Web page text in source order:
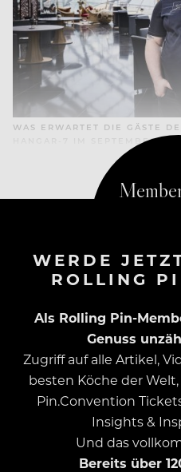
WAS ERWARTET DIE GÄSTE
HANGAR-7 IM SEPTEMBER?
WERDE
ROLLING
Als Rolling Pin-
Genuss
Zugriff auf alle Artikel,
besten Köche der
Pin.Convention
Insights &
Und das
Bereits über